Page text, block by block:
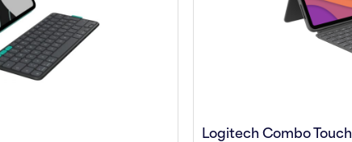
Logitech Combo Touch